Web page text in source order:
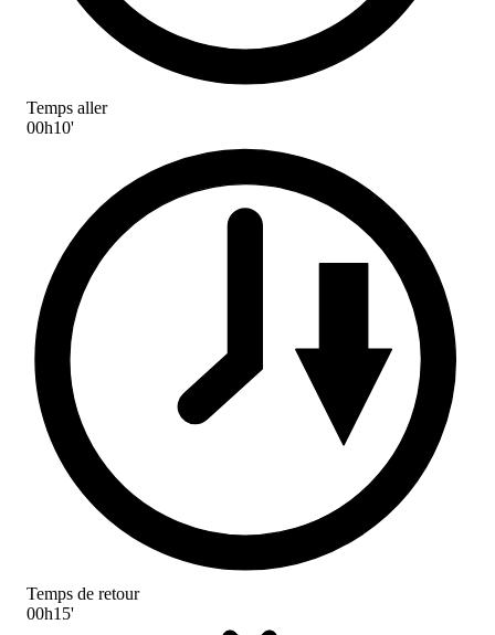
Temps aller
00h10'
Temps de retour
00h15'